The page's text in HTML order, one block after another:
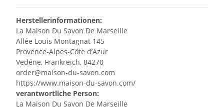
Herstellerinformationen:
La Maison Du Savon De Marseille
Allée Louis Montagnat 145
Provence-Alpes-Côte d’Azur
Vedéne, Frankreich, 84270
order@maison-du-savon.com
https://www.maison-du-savon.com/
verantwortliche Person:
La Maison Du Savon De Marseille